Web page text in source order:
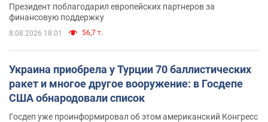
Президент поблагодарил европейских партнеров за
финансовую поддержку
8.08.2026 18:01 56,7 т.
Украина приобрела у Турции 70 баллистических
ракет и многое другое вооружение: в Госдепе
США обнародовали список
Госдеп уже проинформировал об этом американский Конгресс